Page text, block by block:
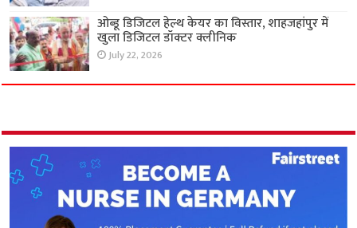
ओब्डू डिजिटल हेल्थ केयर का विस्तार, शाहजहांपुर में
खुला डिजिटल डॉक्टर क्लीनिक
July 22, 2026